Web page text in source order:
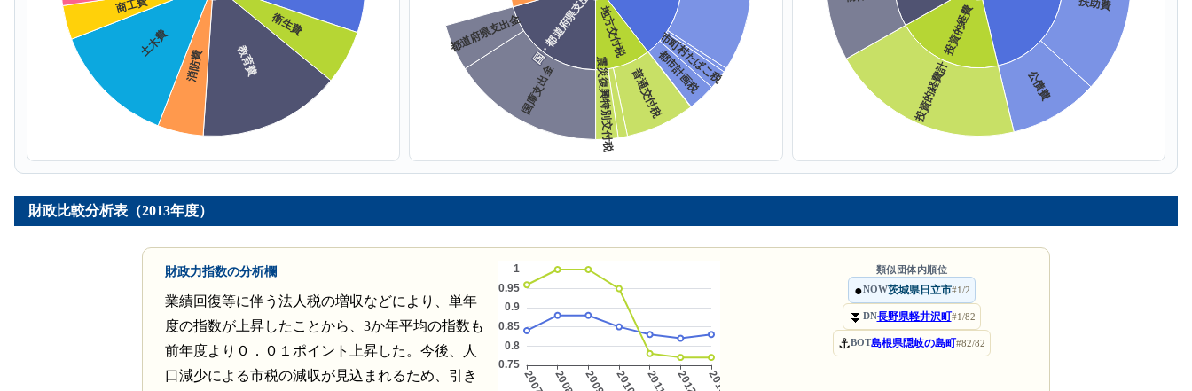
財政比較分析表（2013年度）
財政力指数の分析欄
業績回復等に伴う法人税の増収などにより、単年
度の指数が上昇したことから、3か年平均の指数も
前年度より０．０１ポイント上昇した。今後、人
口減少による市税の減収が見込まれるため、引き
類似団体内順位
●NOW茨城県日立市#1/2
⏬ DN長野県軽井沢町#1/82
⚓BOT島根県隠岐の島町#82/82